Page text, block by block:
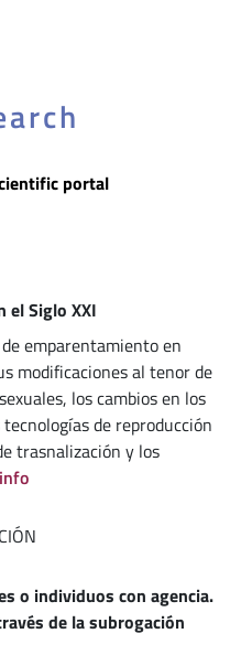
portal
el Siglo XXI
emparentamiento en
modificaciones al tenor de
los cambios en los
de reproducción
trasnalización y los
o individuos con agencia.
de la subrogación